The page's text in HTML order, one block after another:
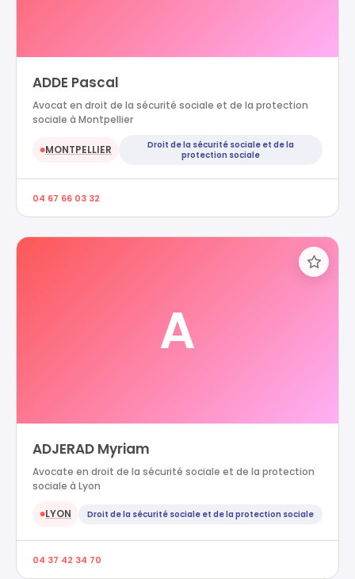
ADDE Pascal
Avocat en droit de la sécurité sociale et de la protection
sociale à Montpellier
●MONTPELLIER
Droit de la sécurité sociale et de la
protection sociale
04 67 66 03 32
A
ADJERAD Myriam
Avocate en droit de la sécurité sociale et de la protection
sociale à Lyon
●LYON Droit de la sécurité sociale et de la protection sociale
04 37 42 34 70